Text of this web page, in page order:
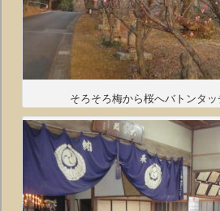
そろそろ梅から桜へバトンタッ